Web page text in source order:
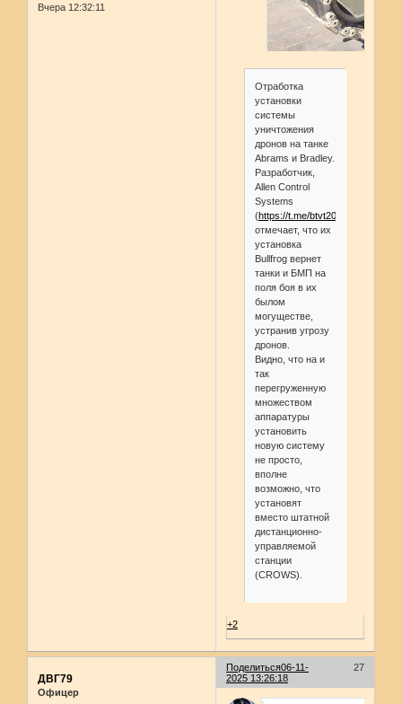
Вчера 12:32:11
Отработка
установки
системы
уничтожения
дронов на танке
Abrams и Bradley.
Разработчик,
Allen Control
Systems
(https://t.me/btvt2019/20568
отмечает, что их
установка
Bullfrog вернет
танки и БМП на
поля боя в их
былом
могуществе,
устранив угрозу
дронов.
Видно, что на и
так
перегруженную
множеством
аппаратуры
установить
новую систему
не просто,
вполне
возможно, что
установят
вместо штатной
дистанционно-
управляемой
станции
(CROWS).
+2
Поделиться 27
06-11-
2025 13:26:18
ДВГ79
Офицер